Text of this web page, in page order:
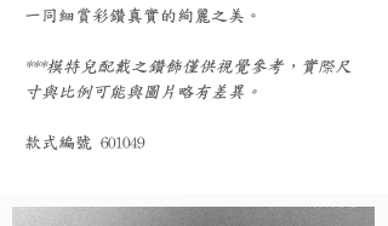
一同細賞彩鑽真實的絢麗之美。
***模特兒配戴之鑽飾僅供視覺參考，實際尺
寸與比例可能與圖片略有差異。
款式編號 601049